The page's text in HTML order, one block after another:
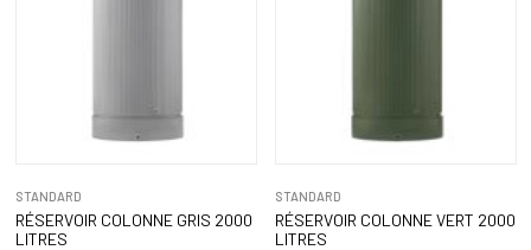
STANDARD
RÉSERVOIR COLONNE GRIS 2000
LITRES
STANDARD
RÉSERVOIR COLONNE VERT 2000
LITRES